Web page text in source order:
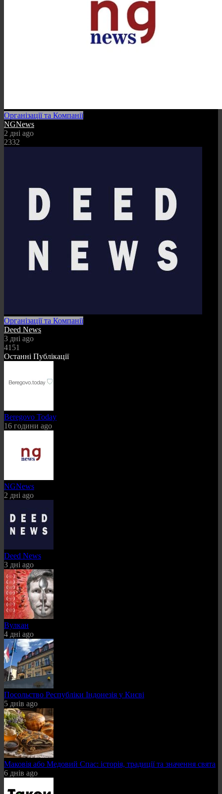
Організації та Компанії
NGNews
2 дні ago
2332
Організації та Компанії
Deed News
3 дні ago
4151
Останні Публікації
Beregovo Today
16 години ago
NGNews
2 дні ago
Deed News
3 дні ago
Вулкан
4 дні ago
Посольство Республіки Індонезія у Києві
5 днів ago
Маковія або Медовий Спас: історія, традиції та значення свята
6 днів ago